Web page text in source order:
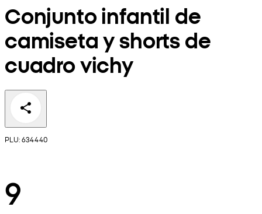
Conjunto infantil de
camiseta y shorts de
cuadro vichy
PLU: 634440
9